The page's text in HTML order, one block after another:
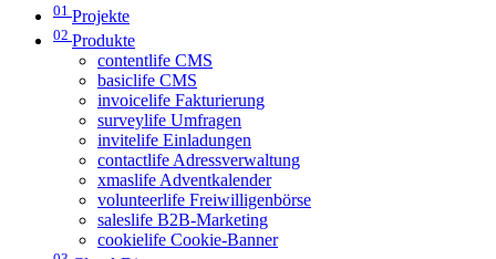
01 Projekte
02 Produkte
contentlife CMS
basiclife CMS
invoicelife Fakturierung
surveylife Umfragen
invitelife Einladungen
contactlife Adressverwaltung
xmaslife Adventkalender
volunteerlife Freiwilligenbörse
saleslife B2B-Marketing
cookielife Cookie-Banner